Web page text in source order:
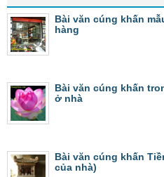
Bài văn cúng khấn
hàng
Bài văn cúng khấn
ở nhà
Bài văn cúng khấn
của nhà)